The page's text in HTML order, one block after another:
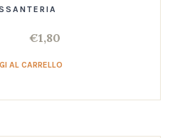
€1,80
AL CARRELLO